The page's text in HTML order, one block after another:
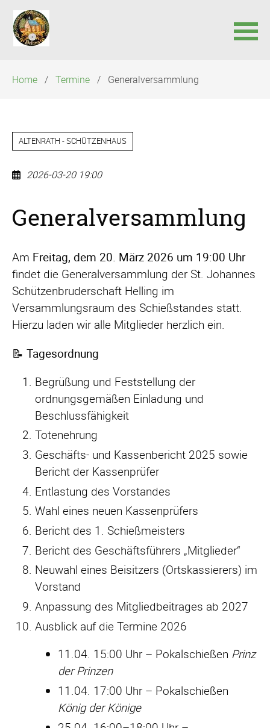
überspringen
Home Termine Generalversammlung
ALTENRATH - SCHÜTZENHAUS
2026-03-20 19:00
Generalversammlung
Am Freitag, dem 20. März 2026 um 19:00 Uhr
findet die Generalversammlung der St. Johannes
Schützenbruderschaft Helling im
Versammlungsraum des Schießstandes statt.
Hierzu laden wir alle Mitglieder herzlich ein.
📝 Tagesordnung
Begrüßung und Feststellung der
ordnungsgemäßen Einladung und
Beschlussfähigkeit
Totenehrung
Geschäfts- und Kassenbericht 2025 sowie
Bericht der Kassenprüfer
Entlastung des Vorstandes
Wahl eines neuen Kassenprüfers
Bericht des 1. Schießmeisters
Bericht des Geschäftsführers „Mitglieder“
Neuwahl eines Beisitzers (Ortskassierers) im
Vorstand
Anpassung des Mitgliedbeitrages ab 2027
Ausblick auf die Termine 2026
11.04. 15:00 Uhr – Pokalschießen Prinz
der Prinzen
11.04. 17:00 Uhr – Pokalschießen
König der Könige